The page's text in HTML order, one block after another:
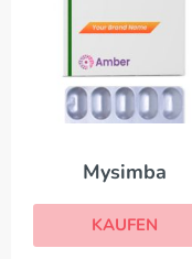
Mysimba
KAUFEN